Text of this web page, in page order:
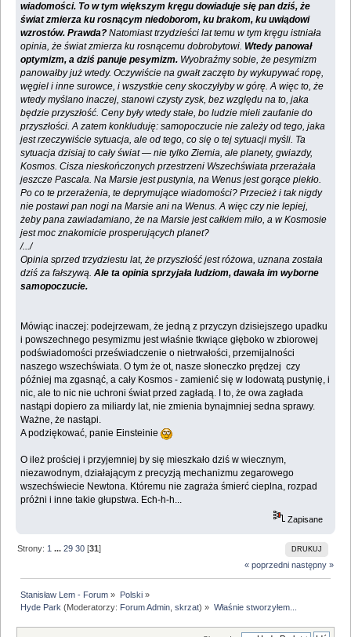
wiadomości. To w tym większym kręgu dowiaduje się pan dziś, że
świat zmierza ku rosnącym niedoborom, ku brakom, ku uwiądowi
wzrostów. Prawda? Natomiast trzydzieści lat temu w tym kręgu istniała
opinia, że świat zmierza ku rosnącemu dobrobytowi.Wtedy panował
optymizm, a dziś panuje pesymizm. Wyobraźmy sobie, że pesymizm
panowałby już wtedy. Oczywiście na gwałt zaczęto by wykupywać ropę,
węgiel i inne surowce, i wszystkie ceny skoczyłyby w górę. A więc to, że
wtedy myślano inaczej, stanowi czysty zysk, bez względu na to, jaka
będzie przyszłość. Ceny były wtedy stałe, bo ludzie mieli zaufanie do
przyszłości. A zatem konkluduję: samopoczucie nie zależy od tego, jaka
jest rzeczywiście sytuacja, ale od tego, co się o tej sytuacji myśli. Ta
sytuacja dzisiaj to cały świat — nie tylko Ziemia, ale planety, gwiazdy,
Kosmos. Cisza nieskończonych przestrzeni Wszechświata przerażała
jeszcze Pascala. Na Marsie jest pustynia, na Wenus jest gorące piekło.
Po co te przerażenia, te deprymujące wiadomości? Przecież i tak nigdy
nie postawi pan nogi na Marsie ani na Wenus. A więc czy nie lepiej,
żeby pana zawiadamiano, że na Marsie jest całkiem miło, a w Kosmosie
jest moc znakomicie prosperujących planet?
/.../
Opinia sprzed trzydziestu lat, że przyszłość jest różowa, uznana została
dziś za fałszywą.Ale ta opinia sprzyjała ludziom, dawała im wyborne
samopoczucie.
Mówiąc inaczej: podejrzewam, że jedną z przyczyn dzisiejszego upadku
i powszechnego pesymizmu jest właśnie tkwiące głęboko w zbiorowej
podświadomości przeświadczenie o nietrwałości, przemijalności
naszego wszechświata. O tym że ot, nasze słoneczko prędzej czy
później ma zgasnąć, a cały Kosmos - zamienić się w lodowatą pustynię, i
nic, ale to nic nie uchroni świat przed zagładą. I to, że owa zagłada
nastąpi dopiero za miliardy lat, nie zmienia bynajmniej sedna sprawy.
Ważne, że nastąpi.
A podziękować, panie Einsteinie
O ileż prościej i przyjemniej by się mieszkało dziś w wiecznym,
niezawodnym, działającym z precyzją mechanizmu zegarowego
wszechświecie Newtona. Któremu nie zagraża śmierć cieplna, rozpad
próżni i inne takie głupstwa. Ech-h-h...
Zapisane
DRUKUJ
Strony: 1 ...29 30 [31]
« poprzedni następny »
Stanisław Lem - Forum » Polski»
Hyde Park (Moderatorzy: Forum Admin ,skrzat) » Właśnie stworzyłem...